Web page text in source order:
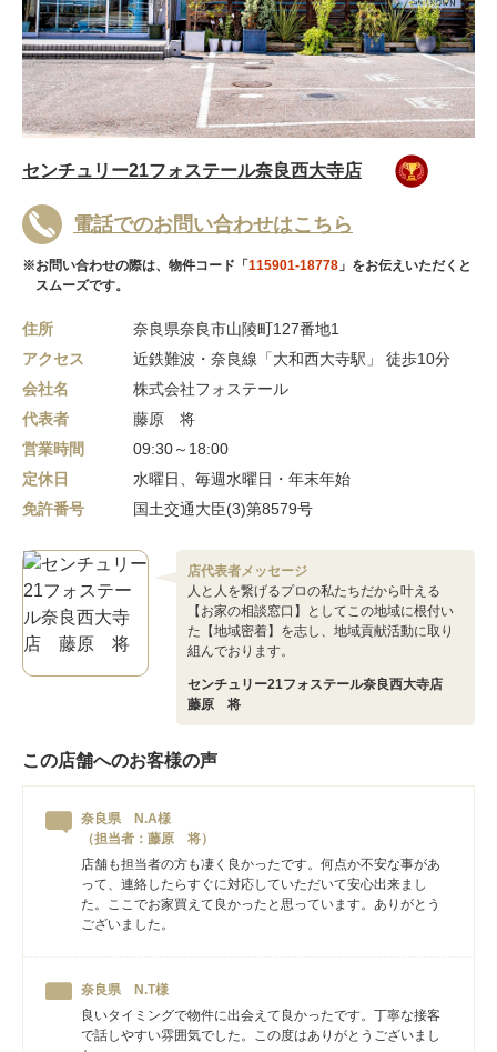
センチュリー21フォステール奈良西大寺店
電話でのお問い合わせはこちら
※お問い合わせの際は、物件コード「 115901-18778 」をお伝えいただくと
スムーズです。
住所
奈良県奈良市山陵町127番地1
アクセス
近鉄難波・奈良線「大和西大寺駅」 徒歩10分
会社名
株式会社フォステール
代表者
藤原 将
営業時間
09:30～18:00
定休日
水曜日、毎週水曜日・年末年始
免許番号
国土交通大臣(3)第8579号
店代表者メッセージ
人と人を繋げるプロの私たちだから叶える
【お家の相談窓口】としてこの地域に根付い
た【地域密着】を志し、地域貢献活動に取り
組んでおります。
センチュリー21フォステール奈良西大寺店
藤原 将
この店舗へのお客様の声
奈良県 N.A様
（担当者：藤原 将）
店舗も担当者の方も凄く良かったです。何点か不安な事があ
って、連絡したらすぐに対応していただいて安心出来まし
た。ここでお家買えて良かったと思っています。ありがとう
ございました。
奈良県 N.T様
良いタイミングで物件に出会えて良かったです。丁寧な接客
で話しやすい雰囲気でした。この度はありがとうございまし